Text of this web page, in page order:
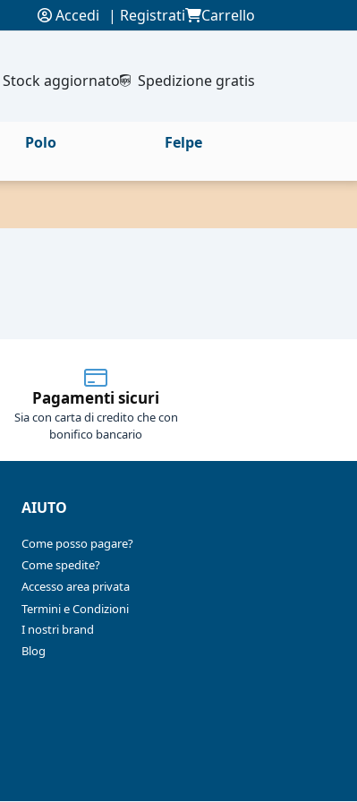
Accedi | Registrati Carrello
Stock aggiornato Spedizione gratis
Polo Felpe
Pagamenti sicuri
Sia con carta di credito che con
bonifico bancario
AIUTO
Come posso pagare?
Come spedite?
Accesso area privata
Termini e Condizioni
I nostri brand
Blog